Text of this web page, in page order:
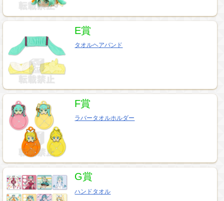
E賞
タオルヘアバンド
F賞
ラバータオルホルダー
G賞
ハンドタオル